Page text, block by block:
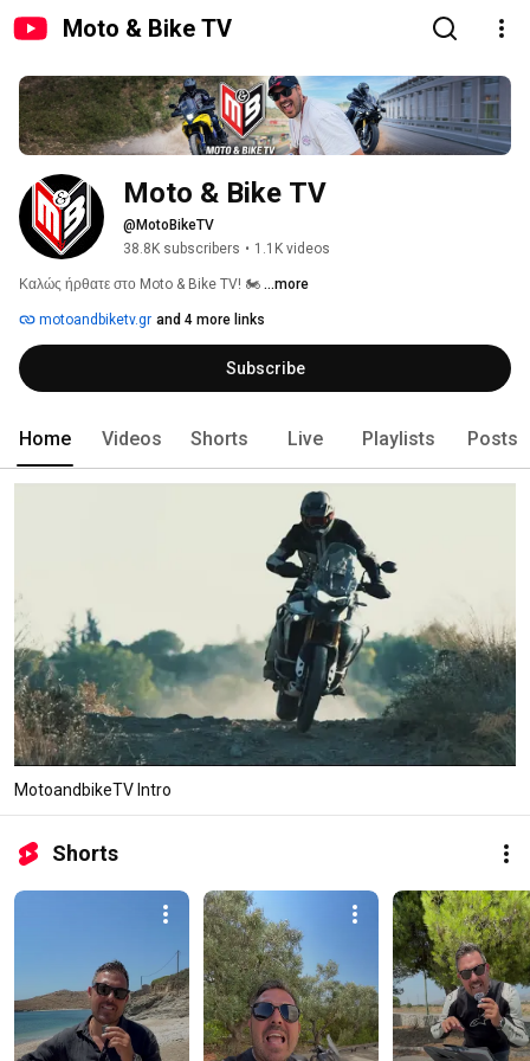
Moto & Bike TV
Moto & Bike TV
@MotoBikeTV
38.8K subscribers • 1.1K videos
Καλώς ήρθατε στο Moto & Bike TV! 🏍️ ...more
motoandbiketv.gr and 4 more links
Subscribe
Home Videos Shorts Live Playlists Posts
MotoandbikeTV Intro
Shorts